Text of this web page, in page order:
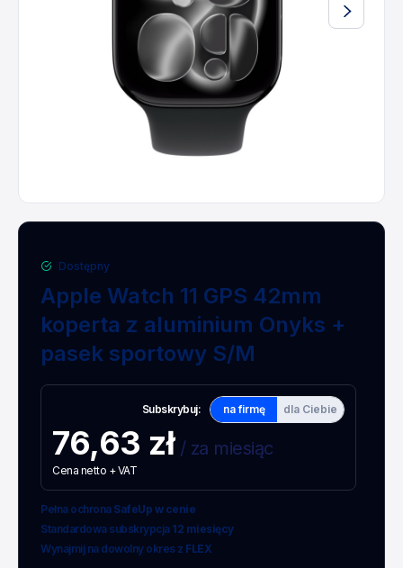
Dostępny
Apple Watch 11 GPS 42mm
koperta z aluminium Onyks +
pasek sportowy S/M
Subskrybuj: na firmę dla Ciebie
76,63 zł/ za miesiąc
Cena netto + VAT
Pełna ochrona SafeUp w cenie
Standardowa subskrypcja 12 miesięcy
Wynajmij na dowolny okres z FLEX